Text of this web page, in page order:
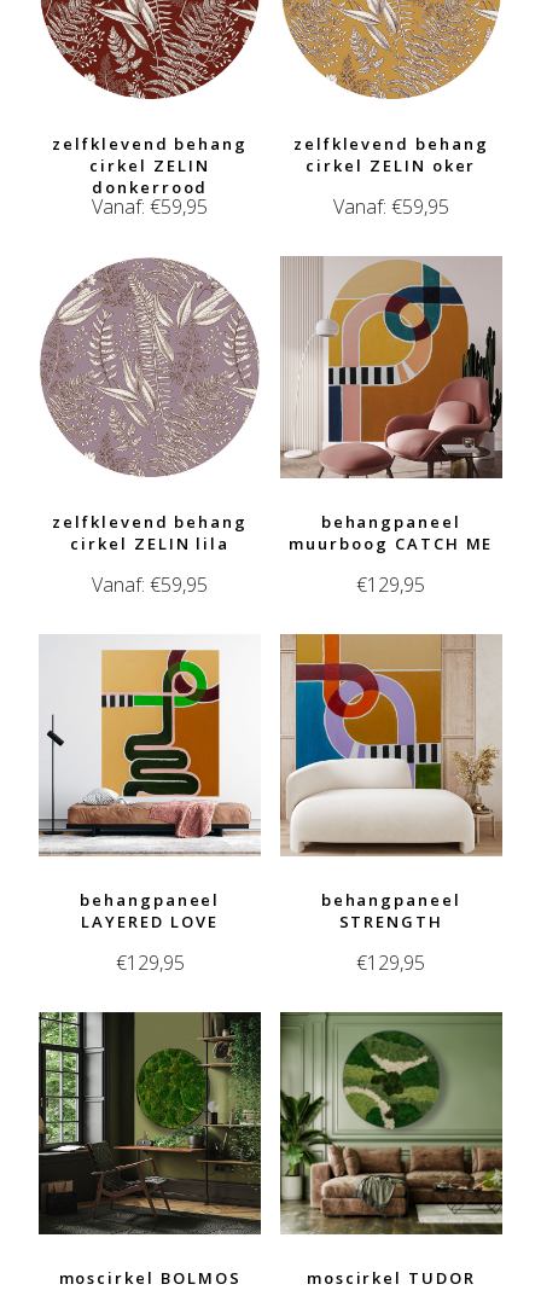
zelfklevend behang
cirkel ZELIN
donkerrood
Vanaf:€59,95
zelfklevend behang
cirkel ZELIN oker
Vanaf: €59,95
zelfklevend behang
cirkel ZELIN lila
Vanaf:€59,95
behangpaneel
muurboog CATCH ME
€129,95
behangpaneel
LAYERED LOVE
€129,95
behangpaneel
STRENGTH
€129,95
moscirkel BOLMOS moscirkel TUDOR